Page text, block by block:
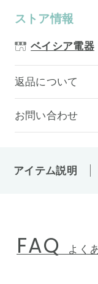
ストア情報
ベイシア電器
返品について
お問い合わせ
アイテム説明
FAQ よく